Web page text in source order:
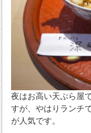
夜はお高い天ぷら屋
すが、やはりランチ
が人気です。